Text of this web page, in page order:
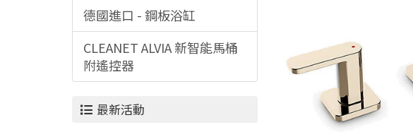
德國進口 - 鋼板浴缸
CLEANET ALVIA 新智能馬桶
附遙控器
最新活動